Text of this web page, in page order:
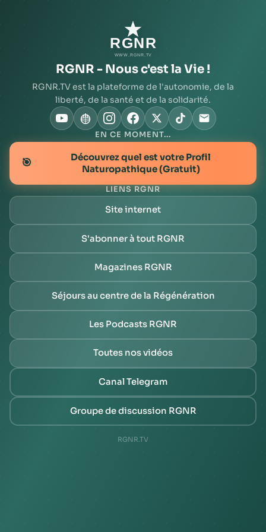
RGNR - Nous c'est la Vie !
RGNR.TV est la plateforme de l'autonomie, de la
liberté, de la santé et de la solidarité.
EN CE MOMENT...
🎯
Découvrez quel est votre Profil
Naturopathique (Gratuit)
LIENS RGNR
Site internet
S'abonner à tout RGNR
Magazines RGNR
Séjours au centre de la Régénération
Les Podcasts RGNR
Toutes nos vidéos
Canal Telegram
Groupe de discussion RGNR
RGNR.TV